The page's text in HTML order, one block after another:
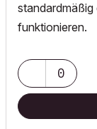
standardmäßig
funktionieren.
0